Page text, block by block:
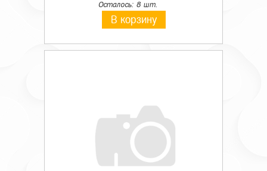
Осталось: 8 шт.
В корзину